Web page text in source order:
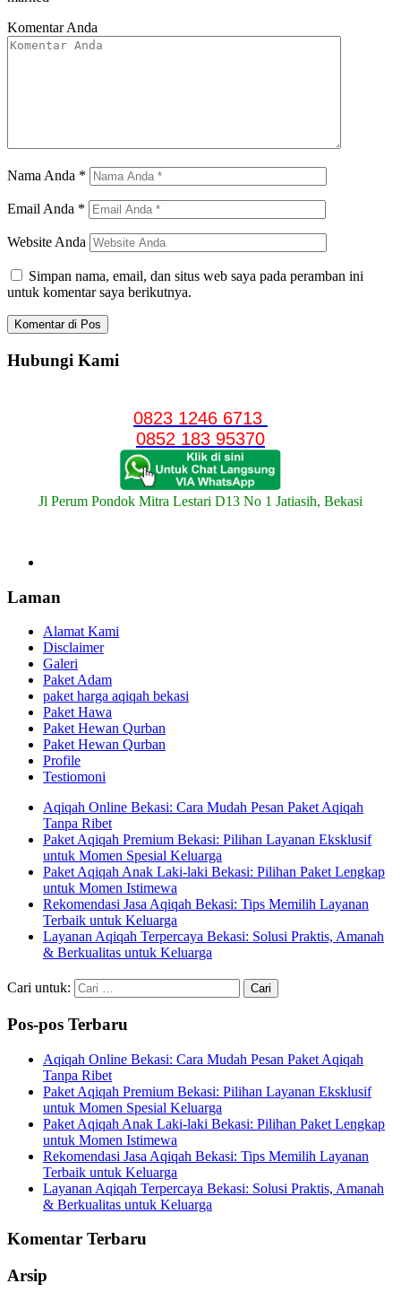
Komentar Anda
Nama Anda *
Email Anda *
Website Anda
Simpan nama, email, dan situs web saya pada peramban ini
untuk komentar saya berikutnya.
Hubungi Kami
0823 1246 6713
0852 183 95370
Jl Perum Pondok Mitra Lestari D13 No 1 Jatiasih, Bekasi
Laman
Alamat Kami
Disclaimer
Galeri
Paket Adam
paket harga aqiqah bekasi
Paket Hawa
Paket Hewan Qurban
Paket Hewan Qurban
Profile
Testiomoni
Aqiqah Online Bekasi: Cara Mudah Pesan Paket Aqiqah
Tanpa Ribet
Paket Aqiqah Premium Bekasi: Pilihan Layanan Eksklusif
untuk Momen Spesial Keluarga
Paket Aqiqah Anak Laki-laki Bekasi: Pilihan Paket Lengkap
untuk Momen Istimewa
Rekomendasi Jasa Aqiqah Bekasi: Tips Memilih Layanan
Terbaik untuk Keluarga
Layanan Aqiqah Terpercaya Bekasi: Solusi Praktis, Amanah
& Berkualitas untuk Keluarga
Cari untuk:
Pos-pos Terbaru
Aqiqah Online Bekasi: Cara Mudah Pesan Paket Aqiqah
Tanpa Ribet
Paket Aqiqah Premium Bekasi: Pilihan Layanan Eksklusif
untuk Momen Spesial Keluarga
Paket Aqiqah Anak Laki-laki Bekasi: Pilihan Paket Lengkap
untuk Momen Istimewa
Rekomendasi Jasa Aqiqah Bekasi: Tips Memilih Layanan
Terbaik untuk Keluarga
Layanan Aqiqah Terpercaya Bekasi: Solusi Praktis, Amanah
& Berkualitas untuk Keluarga
Komentar Terbaru
Arsip